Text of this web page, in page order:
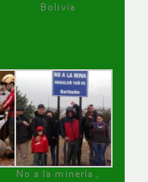
Bolivia
No a la minería ,